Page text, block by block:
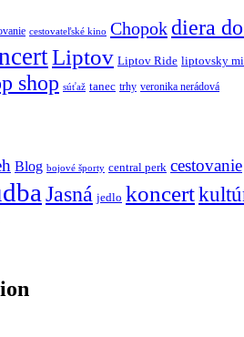
cestovateľské kino Chopokdiera
Liptov Liptov Ride liptovsky
shop súťaž tanec trhy veronika nerádová
Blog bojové športy central perk cestovanie
Jasná jedlo koncert